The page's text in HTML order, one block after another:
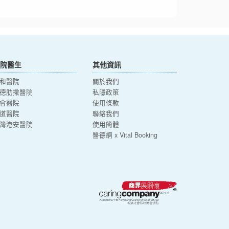
醫生
醫院
肋撒醫院
醫院
醫院
港安醫院
其他資訊
關於我們
私隱政策
使用條款
聯絡我們
使用簡體
醫德網 x Vital Booking